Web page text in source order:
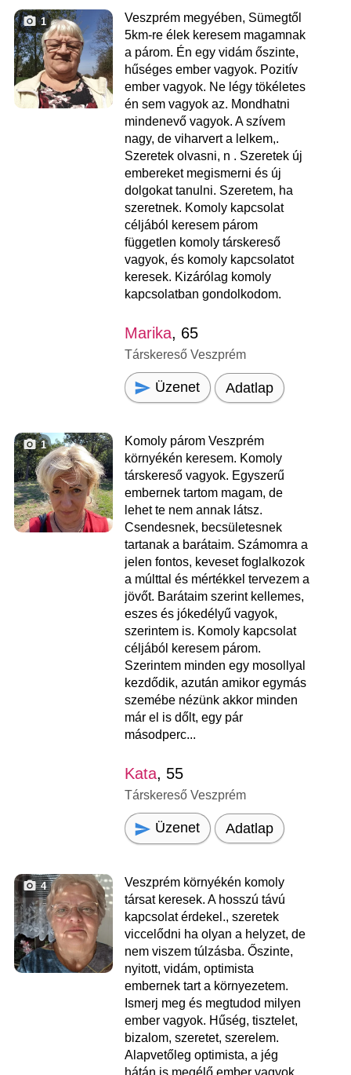
1
Veszprém megyében, Sümegtől
5km-re élek keresem magamnak
a párom. Én egy vidám őszinte,
hűséges ember vagyok. Pozitív
ember vagyok. Ne légy tökéletes
én sem vagyok az. Mondhatni
mindenevő vagyok. A szívem
nagy, de viharvert a lelkem,.
Szeretek olvasni, n . Szeretek új
embereket megismerni és új
dolgokat tanulni. Szeretem, ha
szeretnek. Komoly kapcsolat
céljából keresem párom
független komoly társkereső
vagyok, és komoly kapcsolatot
keresek. Kizárólag komoly
kapcsolatban gondolkodom.
Marika, 65
Társkereső Veszprém
Üzenet Adatlap
1
Komoly párom Veszprém
környékén keresem. Komoly
társkereső vagyok. Egyszerű
embernek tartom magam, de
lehet te nem annak látsz.
Csendesnek, becsületesnek
tartanak a barátaim. Számomra a
jelen fontos, keveset foglalkozok
a múlttal és mértékkel tervezem a
jövőt. Barátaim szerint kellemes,
eszes és jókedélyű vagyok,
szerintem is. Komoly kapcsolat
céljából keresem párom.
Szerintem minden egy mosollyal
kezdődik, azután amikor egymás
szemébe nézünk akkor minden
már el is dőlt, egy pár
másodperc...
Kata, 55
Társkereső Veszprém
Üzenet Adatlap
4
Veszprém környékén komoly
társat keresek. A hosszú távú
kapcsolat érdekel., szeretek
viccelődni ha olyan a helyzet, de
nem viszem túlzásba. Őszinte,
nyitott, vidám, optimista
embernek tart a környezetem.
Ismerj meg és megtudod milyen
ember vagyok. Hűség, tisztelet,
bizalom, szeretet, szerelem.
Alapvetőleg optimista, a jég
hátán is megélő ember vagyok.